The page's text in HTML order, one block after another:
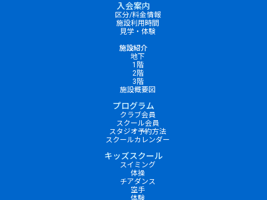
入会案内
区分/料金情報
施設利用時間
見学・体験
施設紹介
地下
1階
2階
3階
施設概要図
プログラム
クラブ会員
スクール会員
スタジオ予約方法
スクールカレンダー
キッズスクール
スイミング
体操
チアダンス
空手
体験